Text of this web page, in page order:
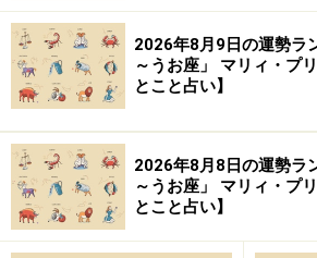
10位：みずがめ座／水瓶座
18日生まれ）
出先にトラブルあり。できるだけ家
＞今週の運勢！ 章月綾乃の【大人の
2026年8月9日の運勢ラ
～うお座」 マリィ・プ
とこと占い】
2026年8月8日の運勢ラ
～うお座」 マリィ・プ
とこと占い】